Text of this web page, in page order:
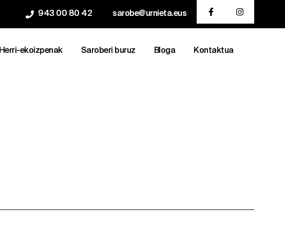
943 00 80 42 sarobe@urnieta.eus
Herri-ekoizpenak Saroberi buruz Bloga Kontaktua